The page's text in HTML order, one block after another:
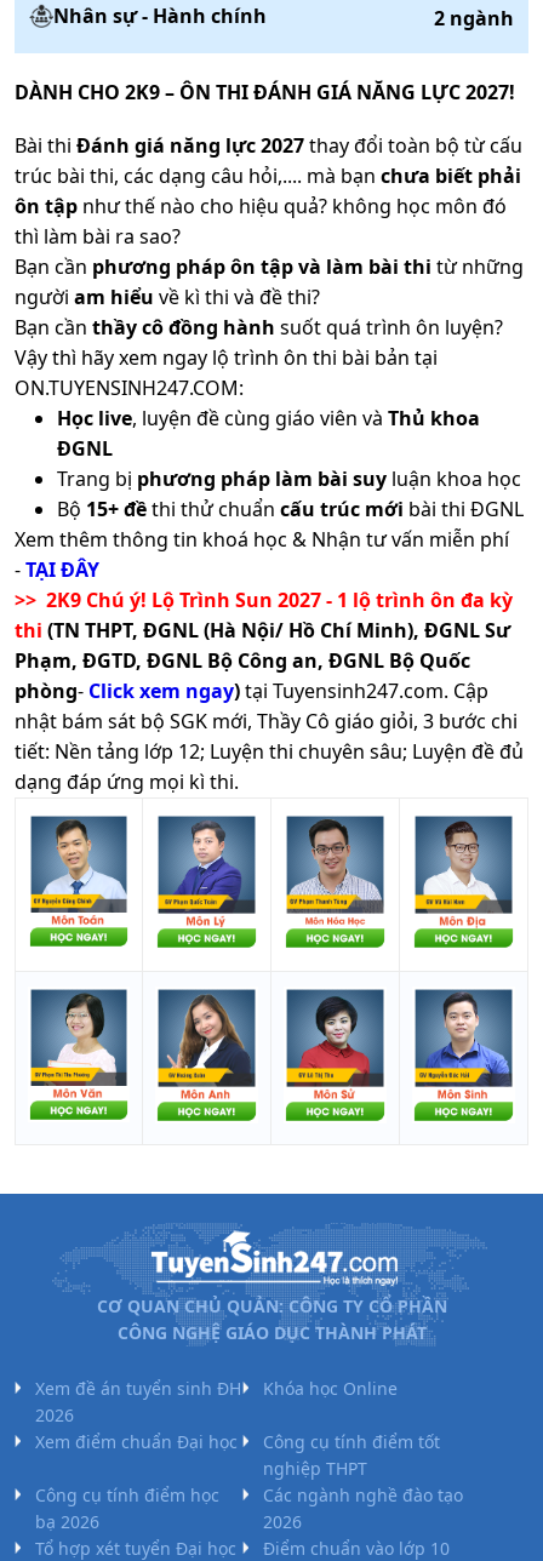
Nhân sự - Hành chính 2 ngành
DÀNH CHO 2K9 – ÔN THI ĐÁNH GIÁ NĂNG LỰC 2027!
Bài thi Đánh giá năng lực 2027thay đổi toàn bộ từ cấu
trúc bài thi, các dạng câu hỏi,.... mà bạn chưa biết phải
ôn tập như thế nào cho hiệu quả? không học môn đó
thì làm bài ra sao?
Bạn cần phương pháp ôn tập và làm bài thi từ những
người am hiểu về kì thi và đề thi?
Bạn cần thầy cô đồng hành suốt quá trình ôn luyện?
Vậy thì hãy xem ngay lộ trình ôn thi bài bản tại
ON.TUYENSINH247.COM:
Học live, luyện đề cùng giáo viên và Thủ khoa
ĐGNL
Trang bị phương pháp làm bài suy luận khoa học
Bộ 15+ đềthi thử chuẩn cấu trúc mới bài thi ĐGNL
Xem thêm thông tin khoá học & Nhận tư vấn miễn phí
-TẠI ĐÂY
>> 2K9 Chú ý! Lộ Trình Sun 2027 - 1 lộ trình ôn đa kỳ
thi (TN THPT, ĐGNL (Hà Nội/ Hồ Chí Minh), ĐGNL Sư
Phạm, ĐGTD, ĐGNL Bộ Công an, ĐGNL Bộ Quốc
phòng- Click xem ngay)tại Tuyensinh247.com. Cập
nhật bám sát bộ SGK mới, Thầy Cô giáo giỏi, 3 bước chi
tiết: Nền tảng lớp 12; Luyện thi chuyên sâu; Luyện đề đủ
dạng đáp ứng mọi kì thi.
CƠ QUAN CHỦ QUẢN: CÔNG TY CỔ PHẦN
CÔNG NGHỆ GIÁO DỤC THÀNH PHÁT
Xem đề án tuyển sinh ĐH
2026
Khóa học Online
Xem điểm chuẩn Đại học
Công cụ tính điểm tốt
nghiệp THPT
Công cụ tính điểm học
bạ 2026
Các ngành nghề đào tạo
2026
Tổ hợp xét tuyển Đại học
Điểm chuẩn vào lớp 10